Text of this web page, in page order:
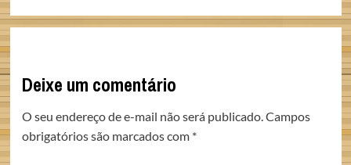
Deixe um comentário
O seu endereço de e-mail não será publicado.Campos
obrigatórios são marcados com *